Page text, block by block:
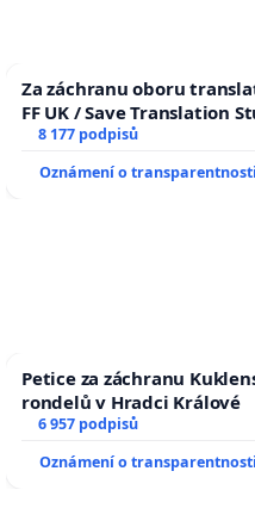
Za záchranu oboru
FF UK / Save Translation
the Faculty of Arts, Charles
8 177 podpisů
Oznámení o transparentnosti
Petice za záchranu
rondelů v Hradci Králové
6 957 podpisů
Oznámení o transparentnosti